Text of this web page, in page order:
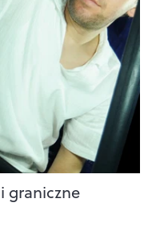
graniczne